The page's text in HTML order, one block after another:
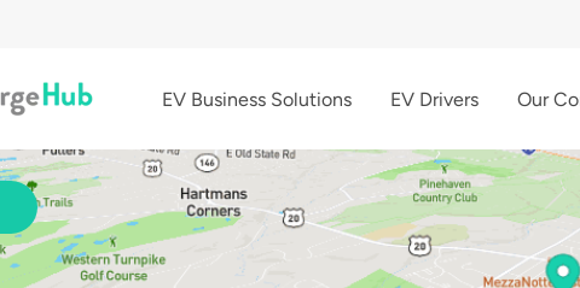
EV Business Solutions EV Drivers Our